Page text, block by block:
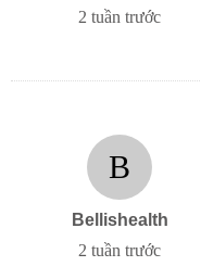
2 tuần trước
B
Bellishealth
2 tuần trước